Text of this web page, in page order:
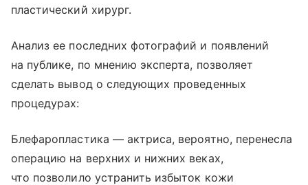
пластический хирург.
Анализ ее последних фотографий и появлений
на публике, по мнению эксперта, позволяет
сделать вывод о следующих проведенных
процедурах:
Блефаропластика — актриса, вероятно, перенесла
операцию на верхних и нижних веках,
что позволило устранить избыток кожи